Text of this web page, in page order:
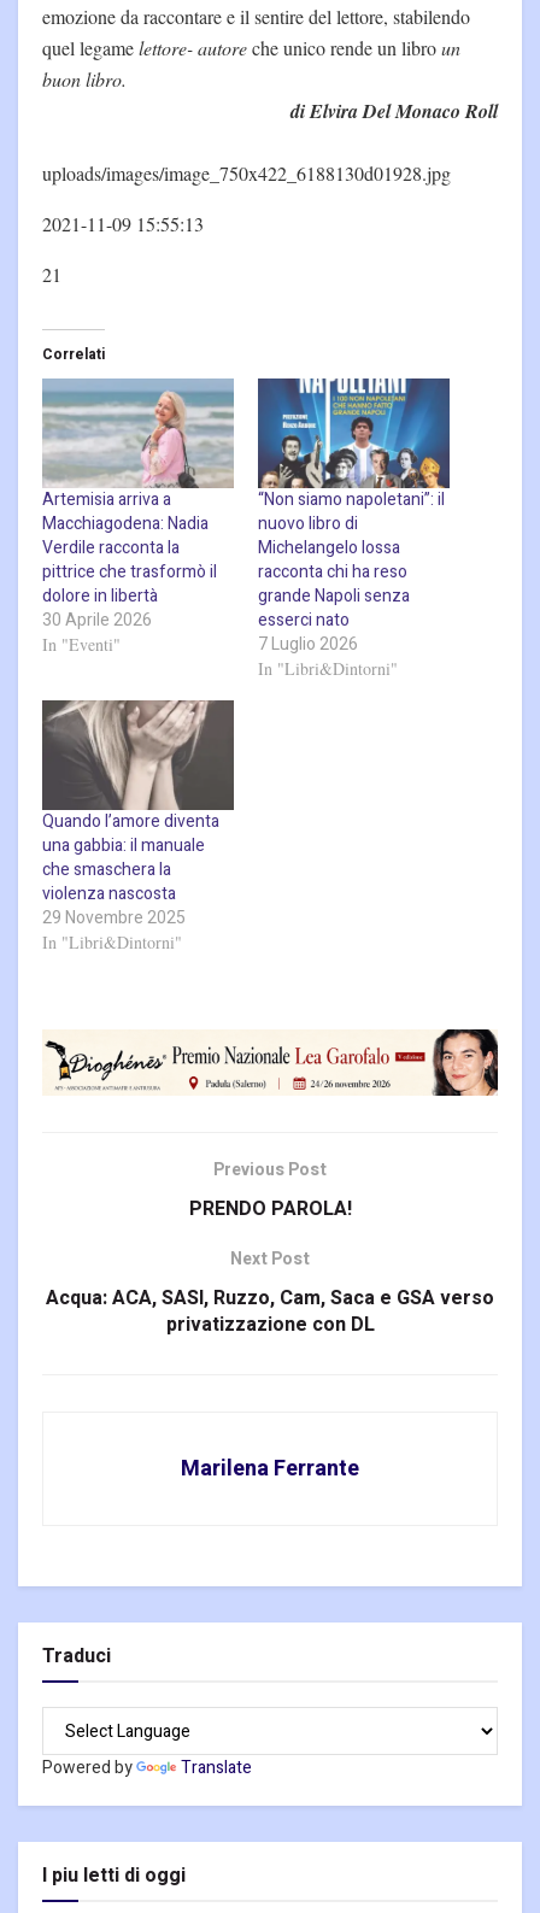
emozione da raccontare e il sentire del lettore, stabilendo
quel legamelettore- autoreche unico rende un libroun
buon libro.
di Elvira Del Monaco Roll
uploads/images/image_750x422_6188130d01928.jpg
2021-11-09 15:55:13
21
Correlati
Artemisia arriva a
Macchiagodena: Nadia
Verdile racconta la
pittrice che trasformò il
dolore in libertà
30 Aprile 2026
In "Eventi"
“Non siamo napoletani”: il
nuovo libro di
Michelangelo Iossa
racconta chi ha reso
grande Napoli senza
esserci nato
7 Luglio 2026
In "Libri&Dintorni"
Quando l’amore diventa
una gabbia: il manuale
che smaschera la
violenza nascosta
29 Novembre 2025
In "Libri&Dintorni"
Previous Post
PRENDO PAROLA!
Next Post
Acqua: ACA, SASI, Ruzzo, Cam, Saca e GSA verso
privatizzazione con DL
Marilena Ferrante
Traduci
Powered by Translate
I piu letti di oggi